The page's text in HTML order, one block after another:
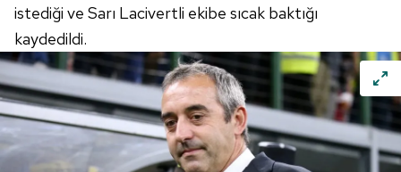
istediği ve Sarı Lacivertli ekibe sıcak baktığı
kaydedildi.